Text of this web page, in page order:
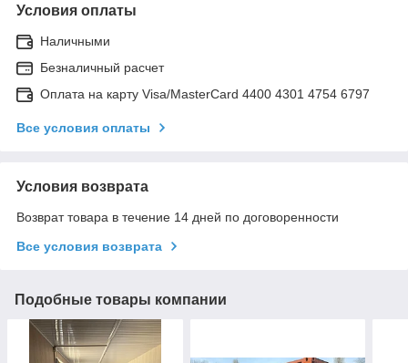
Условия оплаты
Наличными
Безналичный расчет
Оплата на карту Visa/MasterCard 4400 4301 4754 6797
Все условия оплаты
Условия возврата
Возврат товара в течение 14 дней по договоренности
Все условия возврата
Подобные товары компании